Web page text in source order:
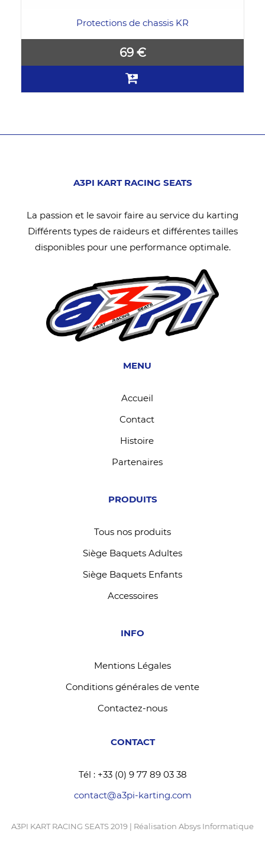
Protections de chassis KR
69 €
A3PI KART RACING SEATS
La passion et le savoir faire au service du karting
Différents types de raideurs et différentes tailles
disponibles pour une performance optimale.
MENU
Accueil
Contact
Histoire
Partenaires
PRODUITS
Tous nos produits
Siège Baquets Adultes
Siège Baquets Enfants
Accessoires
INFO
Mentions Légales
Conditions générales de vente
Contactez-nous
CONTACT
Tél : +33 (0) 9 77 89 03 38
contact@a3pi-karting.com
A3PI KART RACING SEATS 2019 | Réalisation Absys Informatique